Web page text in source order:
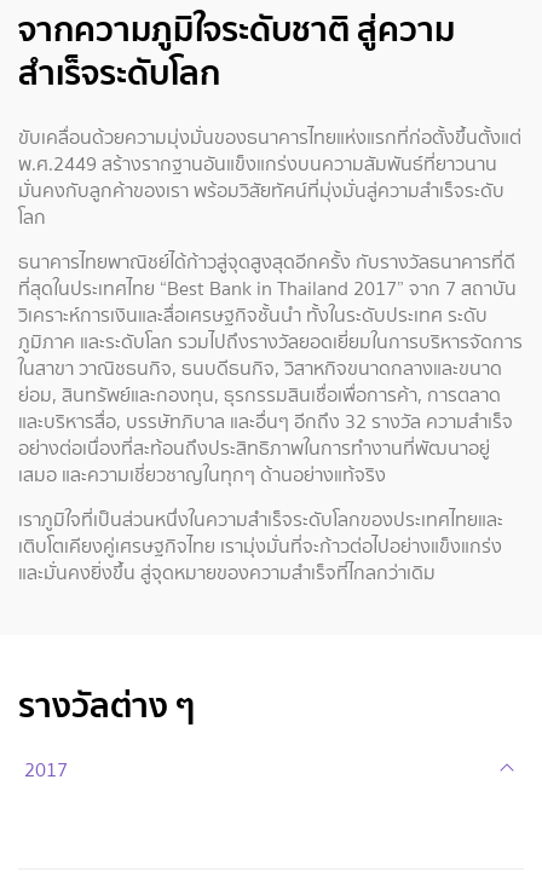
จากความภูมิใจระดับชาติ สู่ความ
สำเร็จระดับโลก
ขับเคลื่อนด้วยความมุ่งมั่นของธนาคารไทยแห่งแรกที่ก่อตั้งขึ้นตั้งแต่
พ.ศ.2449 สร้างรากฐานอันแข็งแกร่งบนความสัมพันธ์ที่ยาวนาน
มั่นคงกับลูกค้าของเรา พร้อมวิสัยทัศน์ที่มุ่งมั่นสู่ความสำเร็จระดับ
โลก
ธนาคารไทยพาณิชย์ได้ก้าวสู่จุดสูงสุดอีกครั้ง กับรางวัลธนาคารที่ดี
ที่สุดในประเทศไทย “Best Bank in Thailand 2017” จาก 7 สถาบัน
วิเคราะห์การเงินและสื่อเศรษฐกิจชั้นนำ ทั้งในระดับประเทศ ระดับ
ภูมิภาค และระดับโลก รวมไปถึงรางวัลยอดเยี่ยมในการบริหารจัดการ
ในสาขา วาณิชธนกิจ, ธนบดีธนกิจ, วิสาหกิจขนาดกลางและขนาด
ย่อม, สินทรัพย์และกองทุน, ธุรกรรมสินเชื่อเพื่อการค้า, การตลาด
และบริหารสื่อ, บรรษัทภิบาล และอื่นๆ อีกถึง 32 รางวัล ความสำเร็จ
อย่างต่อเนื่องที่สะท้อนถึงประสิทธิภาพในการทำงานที่พัฒนาอยู่
เสมอ และความเชี่ยวชาญในทุกๆ ด้านอย่างแท้จริง
เราภูมิใจที่เป็นส่วนหนึ่งในความสำเร็จระดับโลกของประเทศไทยและ
เติบโตเคียงคู่เศรษฐกิจไทย เรามุ่งมั่นที่จะก้าวต่อไปอย่างแข็งแกร่ง
และมั่นคงยิ่งขึ้น สู่จุดหมายของความสำเร็จที่ไกลกว่าเดิม
รางวัลต่าง ๆ
2017